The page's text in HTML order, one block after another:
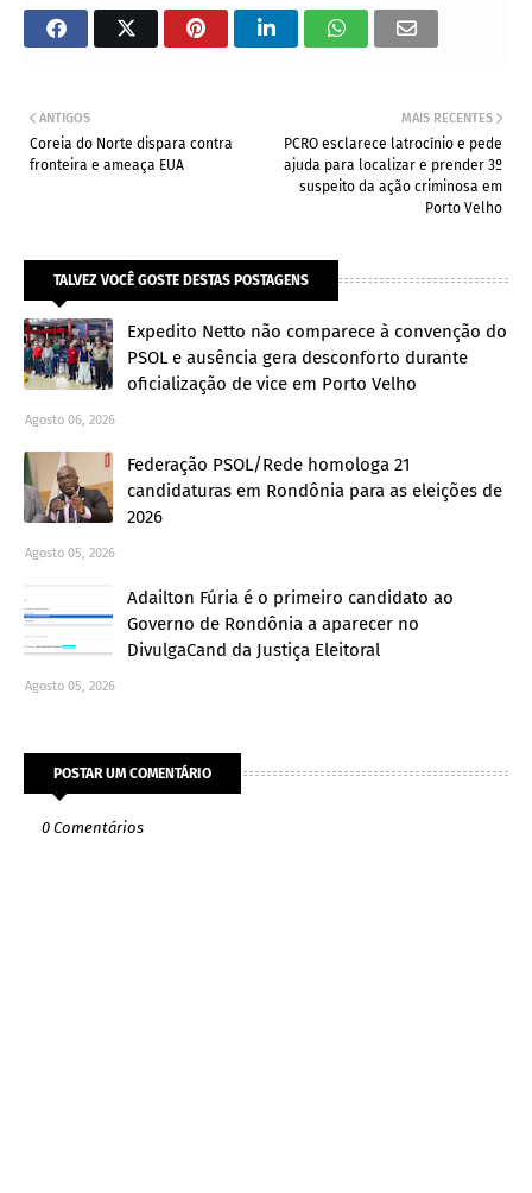
MAIS RECENTES
PCRO esclarece latrocínio e pede
ajuda para localizar e prender 3º
suspeito da ação criminosa em
Porto Velho
ANTIGOS
Coreia do Norte dispara contra
fronteira e ameaça EUA
TALVEZ VOCÊ GOSTE DESTAS POSTAGENS
Expedito Netto não comparece à convenção do
PSOL e ausência gera desconforto durante
oficialização de vice em Porto Velho
Agosto 06, 2026
Federação PSOL/Rede homologa 21
candidaturas em Rondônia para as eleições de
2026
Agosto 05, 2026
Adailton Fúria é o primeiro candidato ao
Governo de Rondônia a aparecer no
DivulgaCand da Justiça Eleitoral
Agosto 05, 2026
POSTAR UM COMENTÁRIO
0 Comentários